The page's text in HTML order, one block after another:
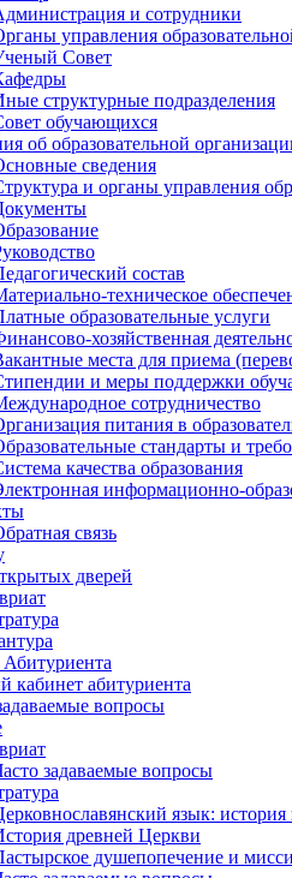
и сотрудники
управления
Совет
структурные подразделения
обучающихся
об образовательной
сведения
и органы управления
состав
техническое
образовательные услуги
хозяйственная
места для приема
и меры поддержки
сотрудничество
питания в
стандарты и
качества образования
информационно-
связь
дверей
кабинет абитуриента
вопросы
задаваемые вопросы
язык: история
древней Церкви
душепопечение и